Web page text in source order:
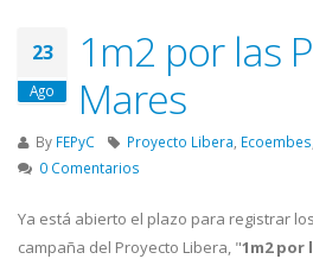
23
Ago
1m2 por las
Mares
By FEPyC Proyecto Libera Ecoembes
0 Comentarios
Ya está abierto el plazo para registrar
campaña del Proyecto Libera, "1m2 por